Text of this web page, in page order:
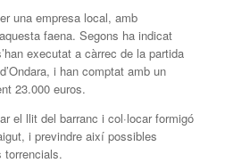
una empresa local, amb
faena. Segons ha indicat
executat a càrrec de la partida
i han comptat amb un
23.000 euros.
el llit del barranc i col·locar formigó
i previndre així possibles
torrencials.